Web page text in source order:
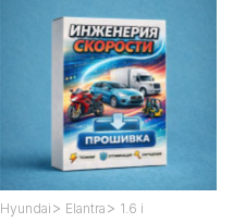
Hyundai > Elantra > 1.6 i